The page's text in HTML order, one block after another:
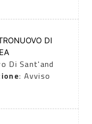
DI
Di Sant'and
: Avviso